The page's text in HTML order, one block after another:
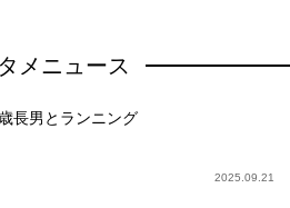
メニュース
長男とランニング
2025.09.21